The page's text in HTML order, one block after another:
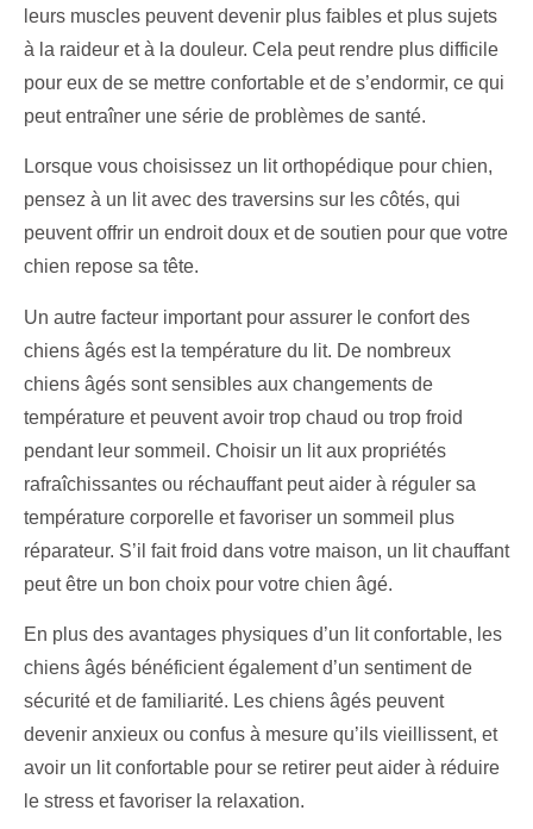
leurs muscles peuvent devenir plus faibles et plus sujets
à la raideur et à la douleur. Cela peut rendre plus difficile
pour eux de se mettre confortable et de s’endormir, ce qui
peut entraîner une série de problèmes de santé.
Lorsque vous choisissez un lit orthopédique pour chien,
pensez à un lit avec des traversins sur les côtés, qui
peuvent offrir un endroit doux et de soutien pour que votre
chien repose sa tête.
Un autre facteur important pour assurer le confort des
chiens âgés est la température du lit. De nombreux
chiens âgés sont sensibles aux changements de
température et peuvent avoir trop chaud ou trop froid
pendant leur sommeil. Choisir un lit aux propriétés
rafraîchissantes ou réchauffant peut aider à réguler sa
température corporelle et favoriser un sommeil plus
réparateur. S’il fait froid dans votre maison, un lit chauffant
peut être un bon choix pour votre chien âgé.
En plus des avantages physiques d’un lit confortable, les
chiens âgés bénéficient également d’un sentiment de
sécurité et de familiarité. Les chiens âgés peuvent
devenir anxieux ou confus à mesure qu’ils vieillissent, et
avoir un lit confortable pour se retirer peut aider à réduire
le stress et favoriser la relaxation.